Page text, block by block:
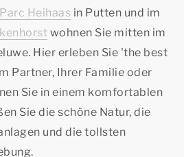
Heihaas in Putten und im
wohnen Sie mitten im
Hier erleben Sie 'the best
Partner, Ihrer Familie oder
Sie in einem komfortablen
Sie die schöne Natur, die
und die tollsten